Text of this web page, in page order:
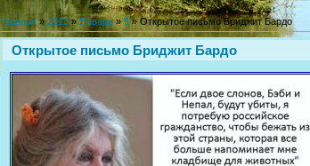
Главная»2013 » Январь » 5» Открытое письмо Бриджит Бардо
Открытое письмо Бриджит Бардо